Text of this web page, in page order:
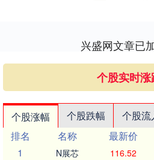
兴盛网文章已
个股实时
个股涨幅 个股跌幅 个股流
排名
名称 最新价
1
N展芯 116.52